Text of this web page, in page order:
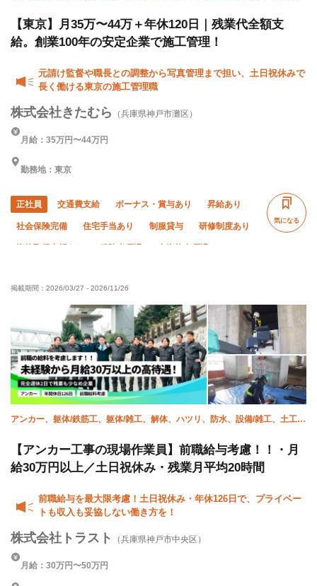
【東京】月35万〜44万＋年休120日｜残業代全額支
給。創業100年の安定企業で施工管理！
元請け監督や職長との調整から写真管理まで担い、土日祝休みで
長く働ける東京の施工管理職
株式会社きたむら （兵庫県神戸市灘区）
月給：35万円〜44万円
勤務地：東京
正社員 交通費支給 ボーナス・賞与あり 昇給あり
社会保険完備 住宅手当あり 制服貸与 研修制度あり
残業月20時間以下 直帰・直行OK
完全週休二日制 夏季休暇 年末年始休暇
車・バイク通勤OK
気になる
掲載期間： 2026/03/27 - 2026/11/26
アンカー、躯体/鉄筋工、躯体/雑工、解体、ハツリ、防水、設備/雑工、土工、
【アンカー工事の現場作業員】前職給与考慮！！・月
給30万円以上／土日祝休み・残業月平均20時間
前職給与を最大限考慮！土日祝休み・年休126日で、プライベー
トも収入も妥協しない働き方を！
株式会社トラスト （兵庫県神戸市中央区）
月給：30万円〜50万円